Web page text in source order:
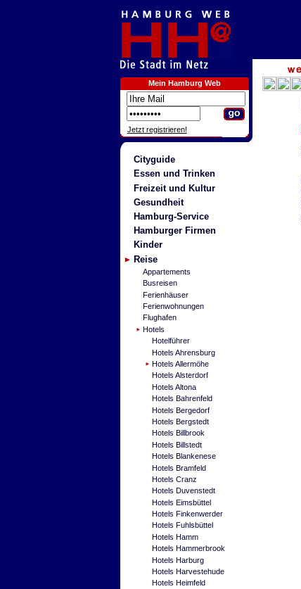
Mein Hamburg Web
Jetzt registrieren!
Cityguide
Essen und Trinken
Freizeit und Kultur
Gesundheit
Hamburg-Service
Hamburger Firmen
Kinder
Reise
Appartements
Busreisen
Ferienhäuser
Ferienwohnungen
Flughafen
Hotels
Hotelführer
Hotels Ahrensburg
Hotels Allermöhe
Hotels Alsterdorf
Hotels Altona
Hotels Bahrenfeld
Hotels Bergedorf
Hotels Bergstedt
Hotels Billbrook
Hotels Billstedt
Hotels Blankenese
Hotels Bramfeld
Hotels Cranz
Hotels Duvenstedt
Hotels Eimsbüttel
Hotels Finkenwerder
Hotels Fuhlsbüttel
Hotels Hamm
Hotels Hammerbrook
Hotels Harburg
Hotels Harvestehude
Hotels Heimfeld